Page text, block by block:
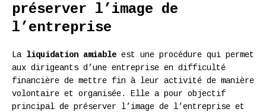
préserver l’image de
l’entreprise
La liquidation amiable est une procédure qui permet
aux dirigeants d’une entreprise en difficulté
financière de mettre fin à leur activité de manière
volontaire et organisée. Elle a pour objectif
principal de préserver l’image de l’entreprise et